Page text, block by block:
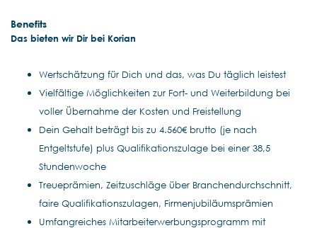
Benefits
Das bieten wir Dir bei Korian
Wertschätzung für Dich und das, was Du täglich leistest
Vielfältige Möglichkeiten zur Fort- und Weiterbildung bei
voller Übernahme der Kosten und Freistellung
Dein Gehalt beträgt bis zu 4.560€ brutto (je nach
Entgeltstufe) plus Qualifikationszulage bei einer 38,5
Stundenwoche
Treueprämien, Zeitzuschläge über Branchendurchschnitt,
faire Qualifikationszulagen, Firmenjubiläumsprämien
Umfangreiches Mitarbeiterwerbungsprogramm mit